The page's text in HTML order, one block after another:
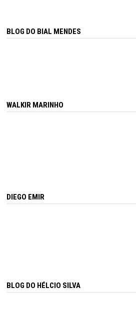
BLOG DO BIAL MENDES
WALKIR MARINHO
DIEGO EMIR
BLOG DO HÉLCIO SILVA